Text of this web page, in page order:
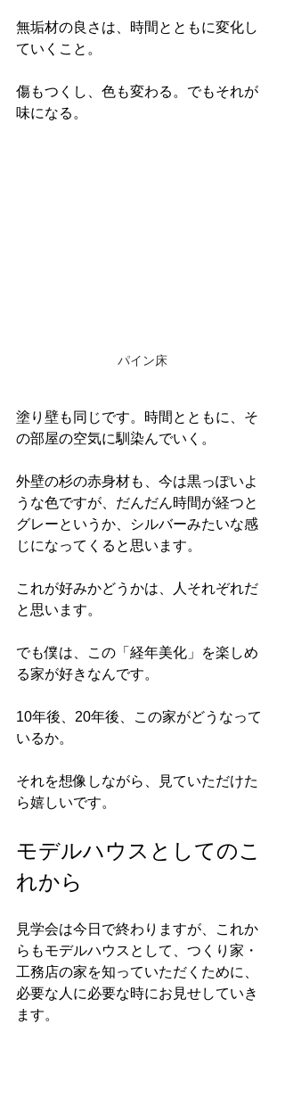
無垢材の良さは、時間とともに変化し
ていくこと。
傷もつくし、色も変わる。でもそれが
味になる。
パイン床
塗り壁も同じです。時間とともに、そ
の部屋の空気に馴染んでいく。
外壁の杉の赤身材も、今は黒っぽいよ
うな色ですが、だんだん時間が経つと
グレーというか、シルバーみたいな感
じになってくると思います。
これが好みかどうかは、人それぞれだ
と思います。
でも僕は、この「経年美化」を楽しめ
る家が好きなんです。
10年後、20年後、この家がどうなって
いるか。
それを想像しながら、見ていただけた
ら嬉しいです。
モデルハウスとしてのこ
れから
見学会は今日で終わりますが、これか
らもモデルハウスとして、つくり家・
工務店の家を知っていただくために、
必要な人に必要な時にお見せしていき
ます。